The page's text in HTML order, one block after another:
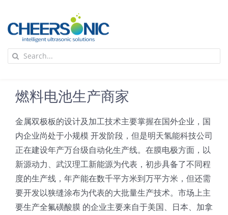
content
应用
超声波设备
技术及原理
氢能技术科普
新闻
Search
燃料电池生产商家
金属双极板的设计及加工技术主要掌握在国外企业，国
内企业尚处于小规模 开发阶段，但是明天氢能科技公司
正在建设年产万台级自动化生产线。在膜电极方面，以
新源动力、武汉理工新能源为代表，初步具备了不同程
度的生产线，年产能在数千平方米到万平方米，但还需
要开发以狭缝涂布为代表的大批量生产技术。市场上主
要生产全氟磺酸膜 的企业主要来自于美国、日本、加拿